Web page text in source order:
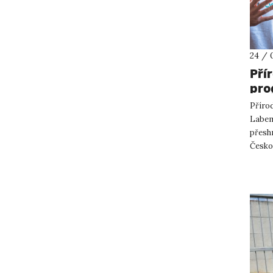
24 /